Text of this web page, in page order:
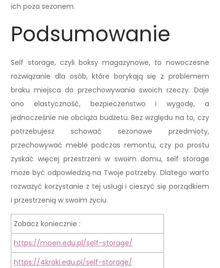
ich poza sezonem.
Podsumowanie
Self storage, czyli boksy magazynowe, to nowoczesne
rozwiązanie dla osób, które borykają się z problemem
braku miejsca do przechowywania swoich rzeczy. Daje
ono elastyczność, bezpieczeństwo i wygodę, a
jednocześnie nie obciąża budżetu. Bez względu na to, czy
potrzebujesz schować sezonowe przedmioty,
przechowywać meble podczas remontu, czy po prostu
zyskać więcej przestrzeni w swoim domu, self storage
może być odpowiedzią na Twoje potrzeby. Dlatego warto
rozważyć korzystanie z tej usługi i cieszyć się porządkiem
i przestrzenią w swoim życiu.
Zobacz koniecznie :
https://moen.edu.pl/self-storage/
https://4kroki.edu.pl/self-storage/